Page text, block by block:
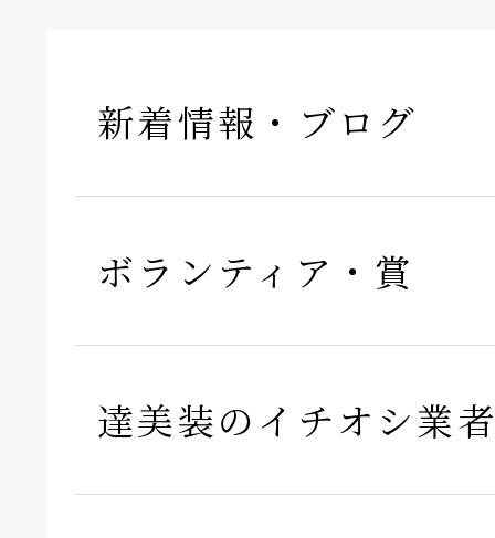
新着情報・ブログ
ボランティア・賞
達美装のイチオシ業